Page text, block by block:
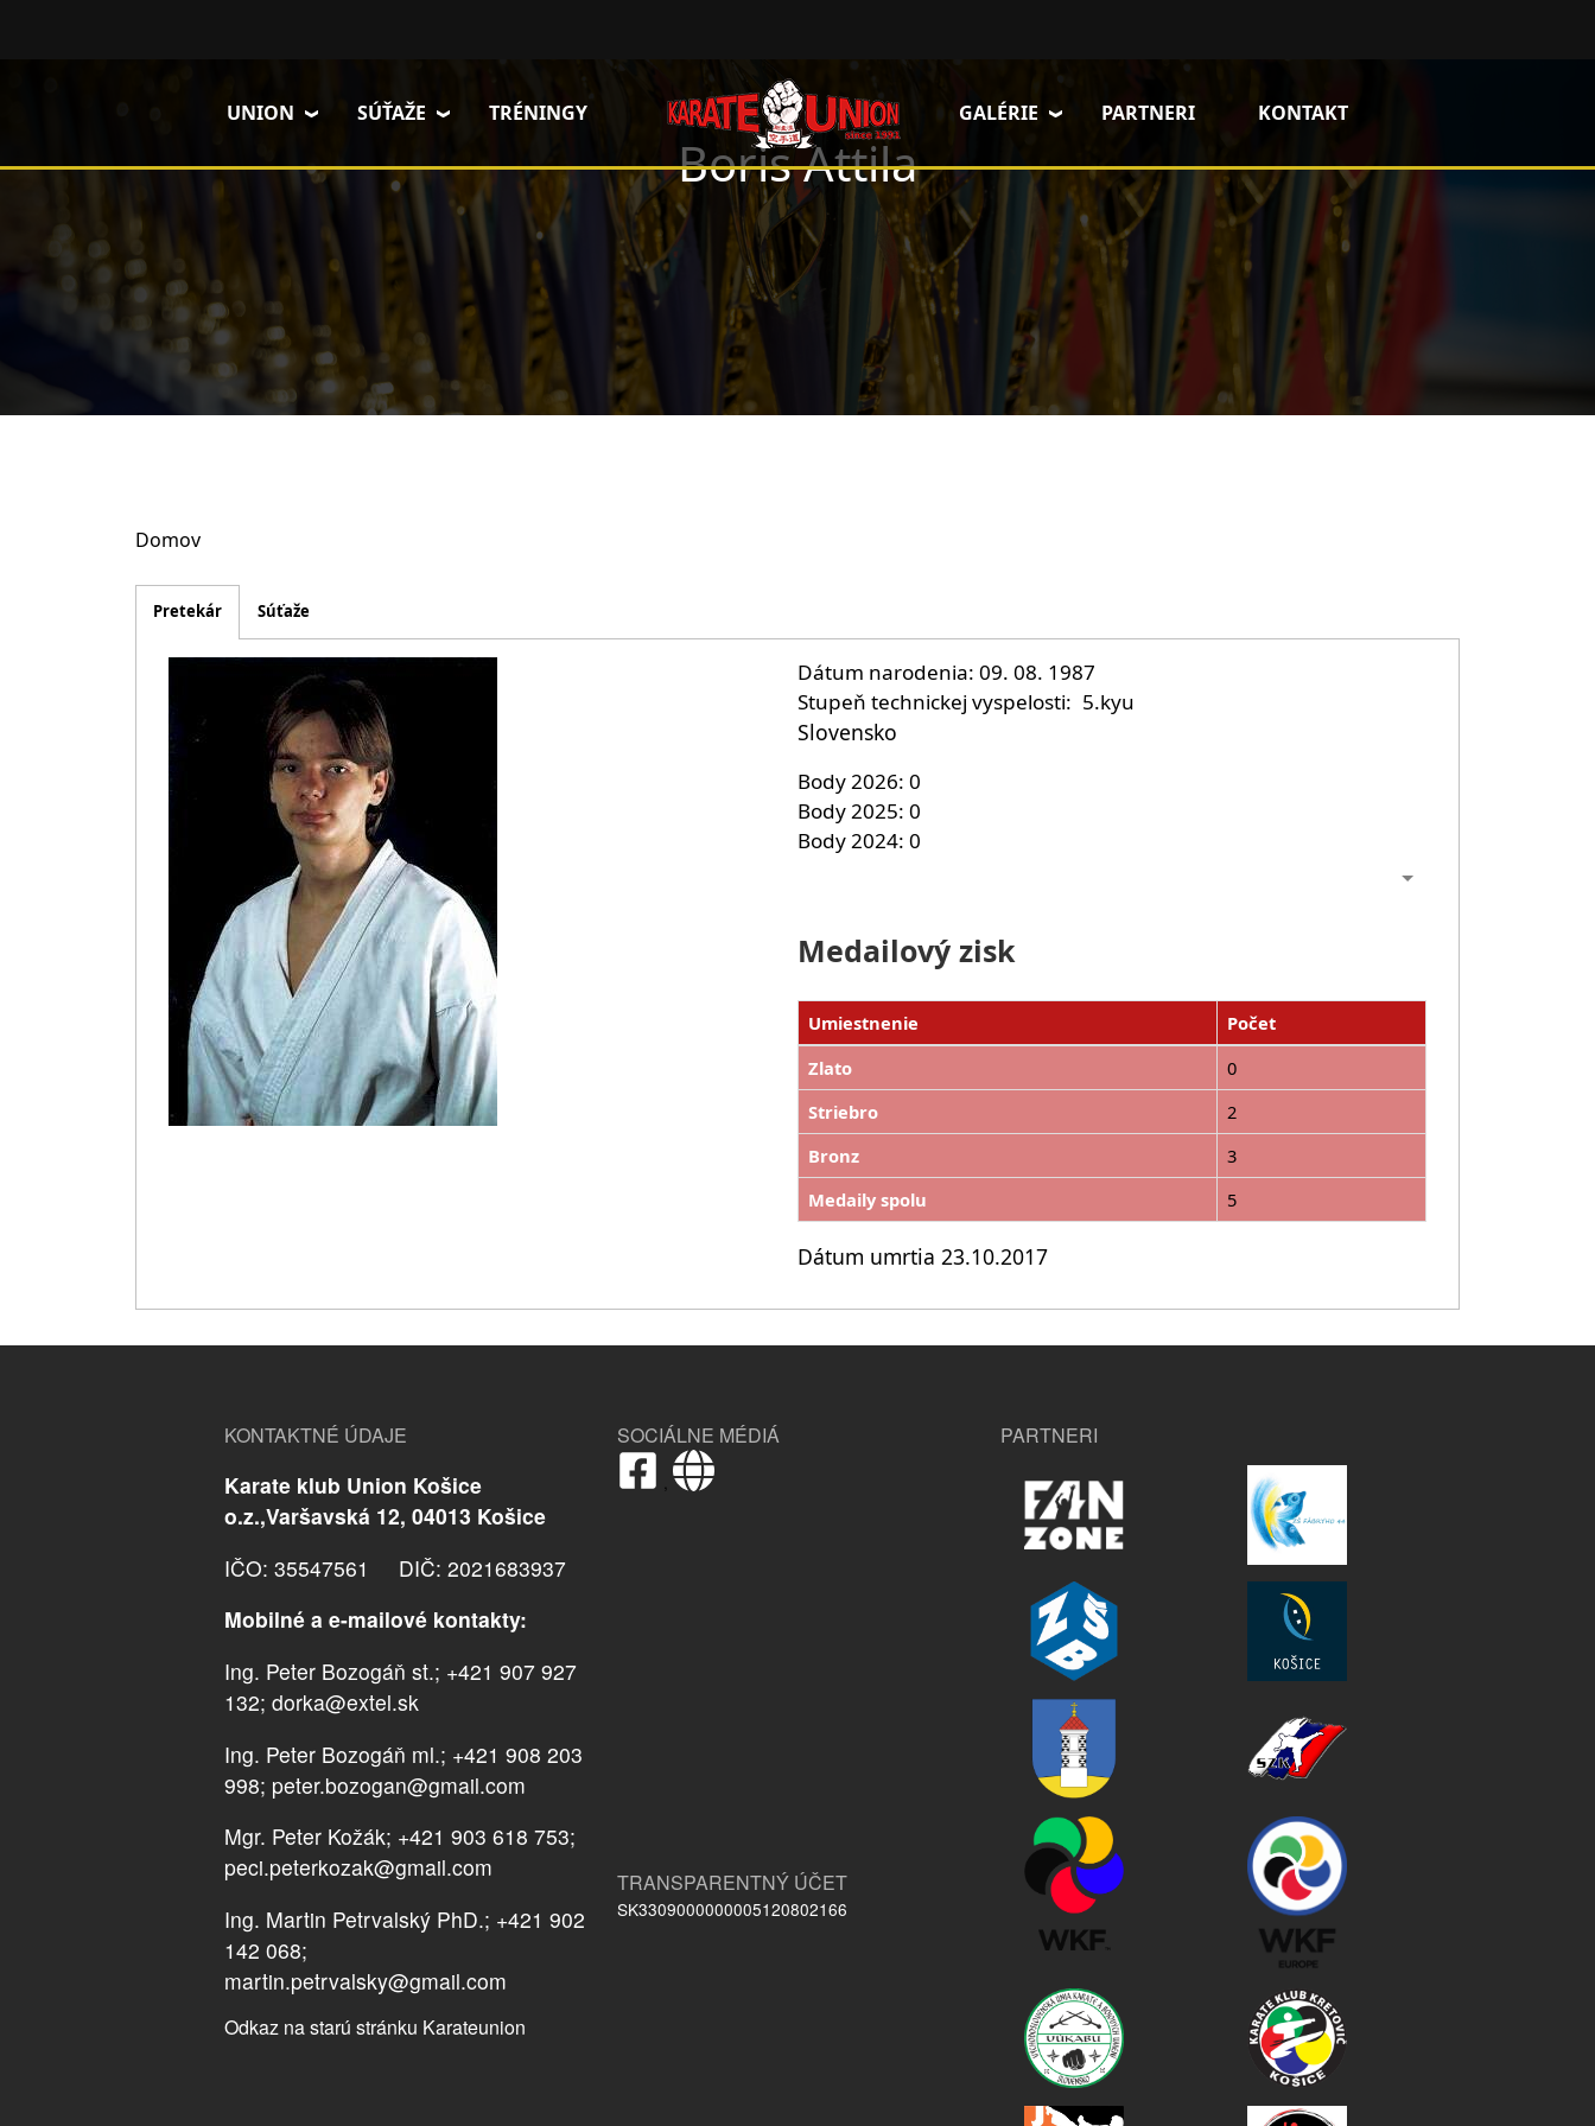
UNION SÚŤAŽE TRÉNINGY GALÉRIE PARTNERI KONTAKT
Boris Attila
Domov
Pretekár Súťaže
Dátum narodenia 09. 08. 1987
Stupeň technickej vyspelosti
5.kyu
Slovensko
Body 2026 0
Body 2025 0
Body 2024 0
Medailový zisk
Umiestnenie
Počet
Zlato
0
Striebro
2
Bronz
3
Medaily spolu
5
Dátum umrtia 23.10.2017
KONTAKTNÉ ÚDAJE
Karate klub Union Košice
o.z.,Varšavská 12, 04013 Košice
IČO: 35547561 DIČ: 2021683937
Mobilné a e-mailové kontakty:
Ing. Peter Bozogáň st.; +421 907 927
132; dorka@extel.sk
Ing. Peter Bozogáň ml.; +421 908 203
998; peter.bozogan@gmail.com
Mgr. Peter Kožák; +421 903 618 753;
peci.peterkozak@gmail.com
Ing. Martin Petrvalský PhD.; +421 902
142 068;
martin.petrvalsky@gmail.com
Odkaz na starú stránku Karateunion
SOCIÁLNE MÉDIÁ
,
TRANSPARENTNÝ ÚČET
SK3309000000005120802166
PARTNERI